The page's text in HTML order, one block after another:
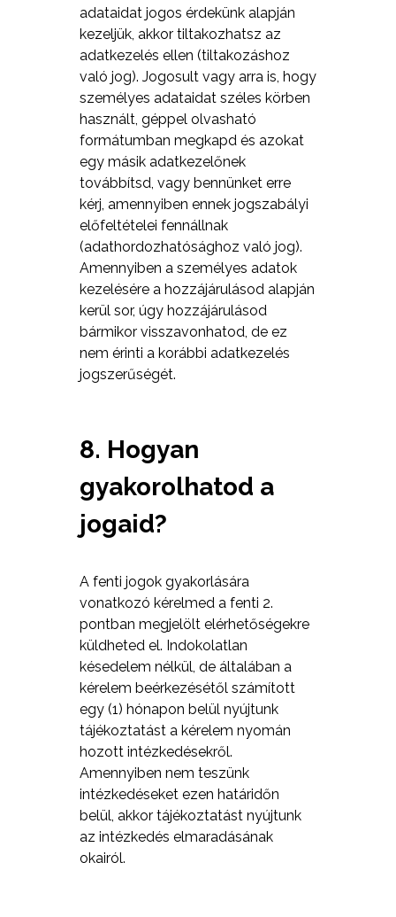
adataidat jogos érdekünk alapján
kezeljük, akkor tiltakozhatsz az
adatkezelés ellen (tiltakozáshoz
való jog). Jogosult vagy arra is, hogy
személyes adataidat széles körben
használt, géppel olvasható
formátumban megkapd és azokat
egy másik adatkezelőnek
továbbítsd, vagy bennünket erre
kérj, amennyiben ennek jogszabályi
előfeltételei fennállnak
(adathordozhatósághoz való jog).
Amennyiben a személyes adatok
kezelésére a hozzájárulásod alapján
kerül sor, úgy hozzájárulásod
bármikor visszavonhatod, de ez
nem érinti a korábbi adatkezelés
jogszerűségét.
8. Hogyan
gyakorolhatod a
jogaid?
A fenti jogok gyakorlására
vonatkozó kérelmed a fenti 2.
pontban megjelölt elérhetőségekre
küldheted el. Indokolatlan
késedelem nélkül, de általában a
kérelem beérkezésétől számított
egy (1) hónapon belül nyújtunk
tájékoztatást a kérelem nyomán
hozott intézkedésekről.
Amennyiben nem teszünk
intézkedéseket ezen határidőn
belül, akkor tájékoztatást nyújtunk
az intézkedés elmaradásának
okairól.